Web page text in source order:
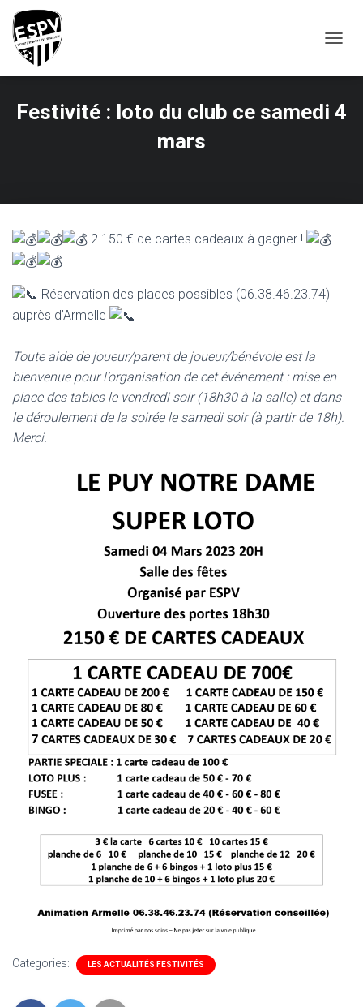
L
G
Festivité : loto du club ce samedi 4
mars
2 150 € de cartes cadeaux à gagner !
Réservation des places possibles (06.38.46.23.74)
auprès d’Armelle
Toute aide de joueur/parent de joueur/bénévole est la
bienvenue pour l’organisation de cet événement : mise en
place des tables le vendredi soir (18h30 à la salle) et dans
le déroulement de la soirée le samedi soir (à partir de 18h).
Merci.
Categories: LES ACTUALITÉS FESTIVITÉS